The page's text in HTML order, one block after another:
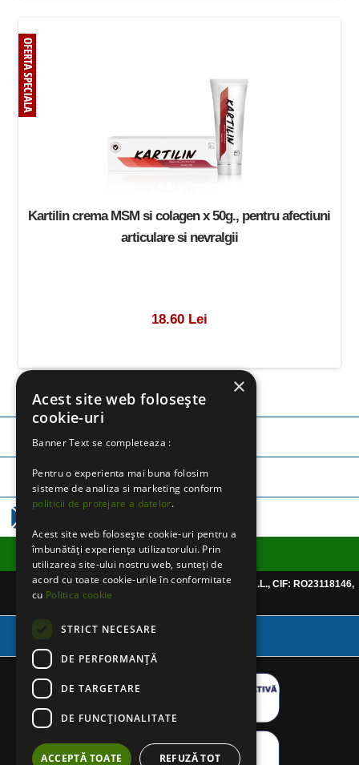
Kartilin crema MSM si colagen x 50g., pentru afectiuni
articulare si nevralgii
18.60 Lei
TELEFON:0757 365 250
Informatii utile
Website detinut de CHRISPHARMABLUE S.R.L., CIF: RO23118146,
Reg.Com: J40/999/2008
Varianta Desktop
×
Acest site web folosește
cookie-uri
Banner Text se completeaza :
Pentru o experienta mai buna folosim
sisteme de analiza si marketing conform
politicii de protejare a datelor.
Acest site web folosește cookie-uri pentru a
îmbunătăți experiența utilizatorului. Prin
utilizarea site-ului nostru web, sunteți de
acord cu toate cookie-urile în conformitate
cu Politica cookie
STRICT NECESARE
DE PERFORMANȚĂ
DE TARGETARE
DE FUNCŢIONALITATE
ACCEPTĂ TOATE REFUZĂ TOT